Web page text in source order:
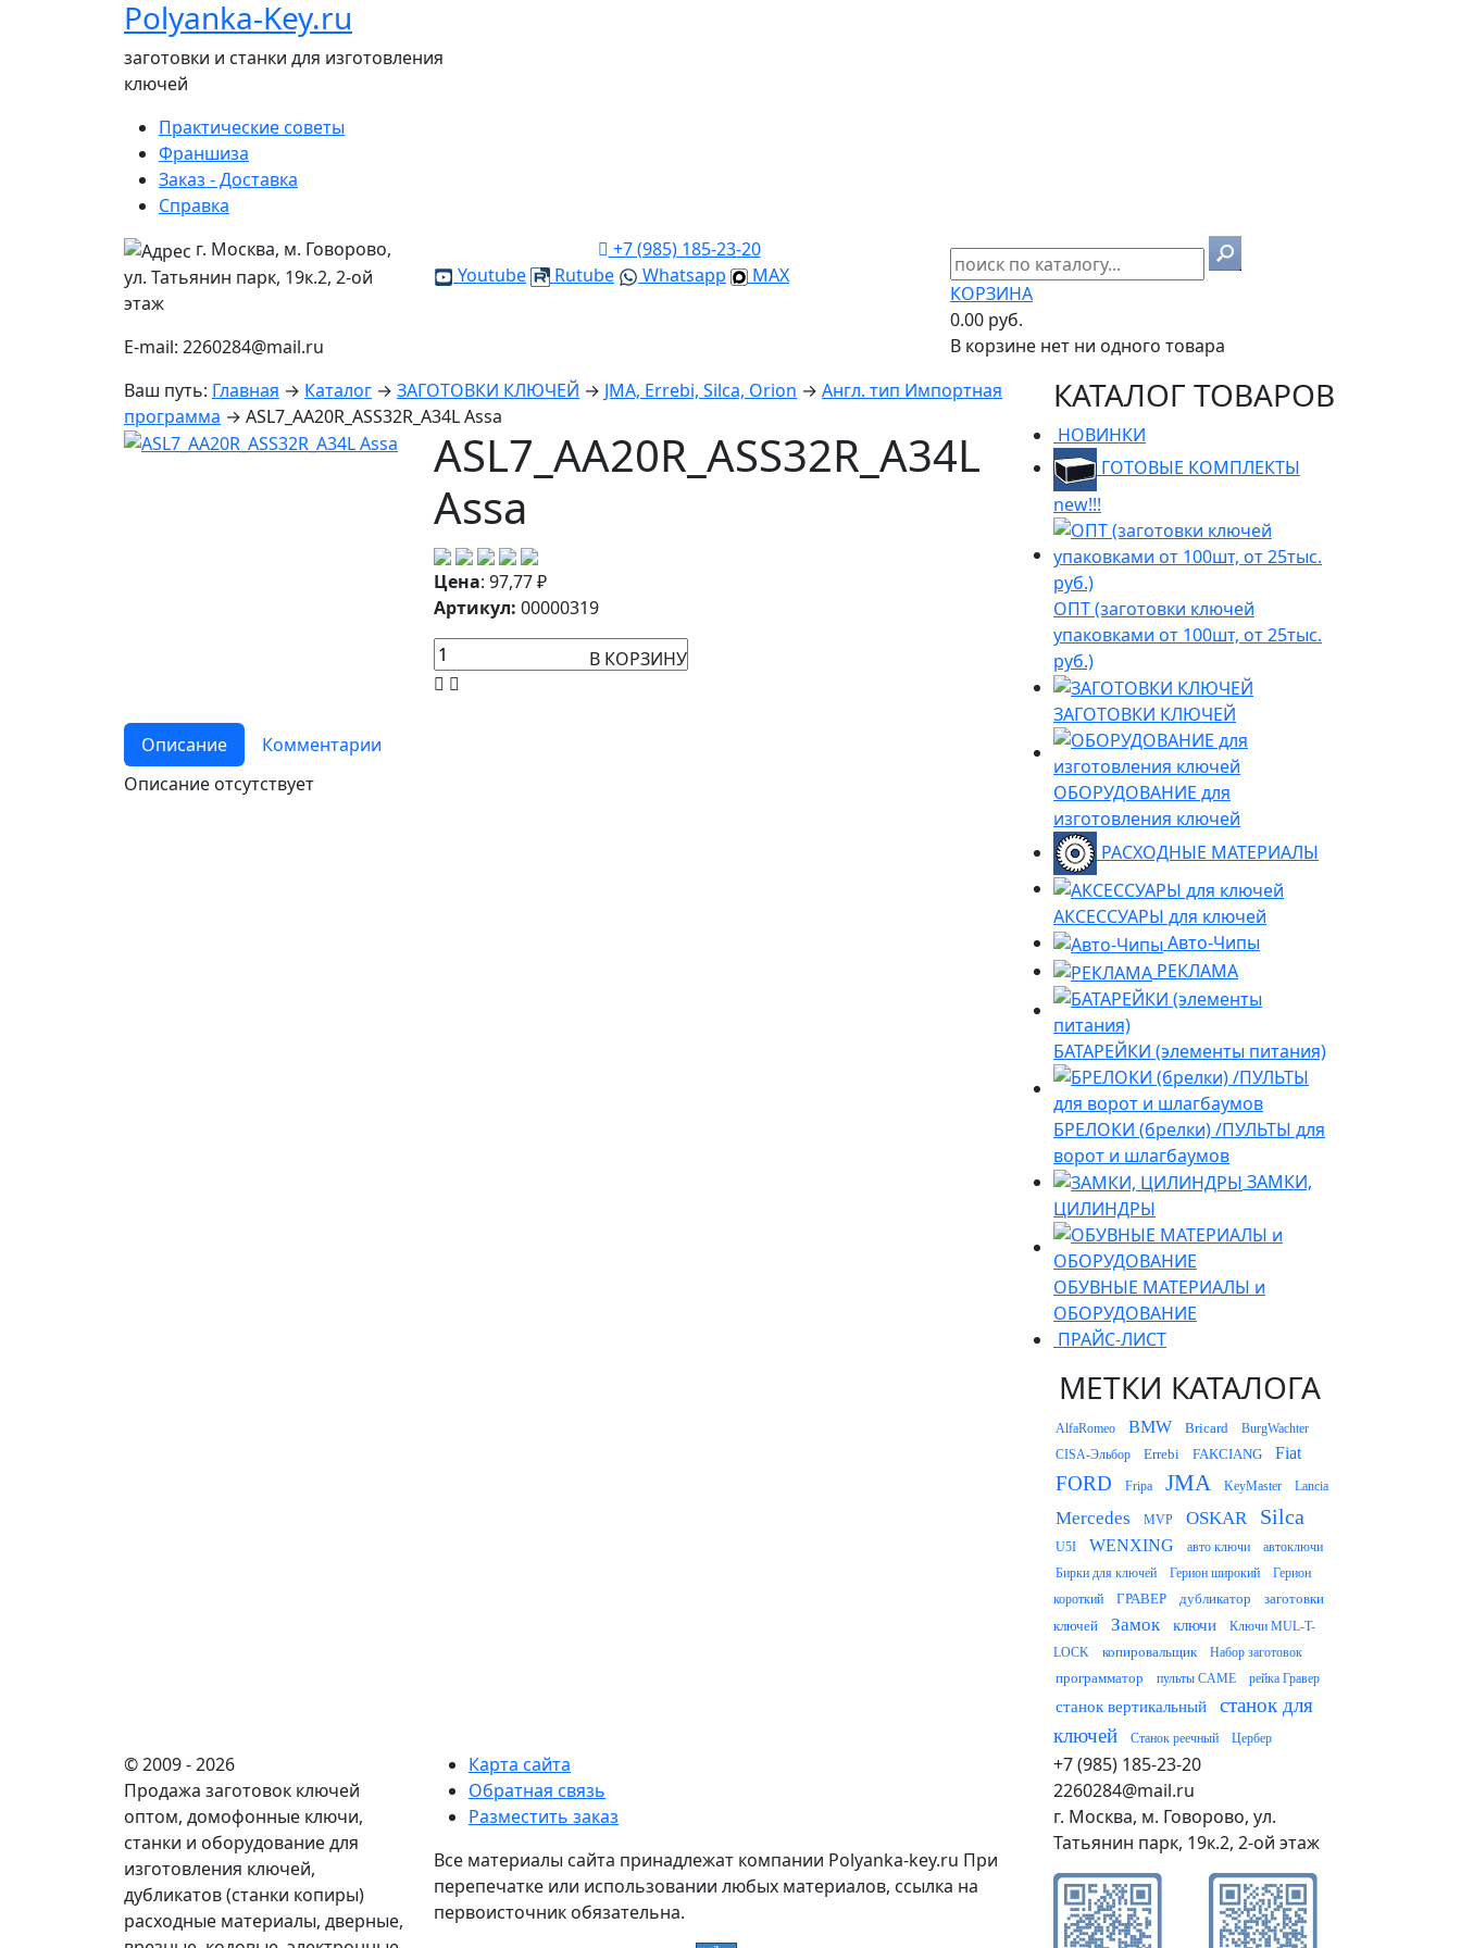
Polyanka-Key.ru
заготовки и станки для изготовления
ключей
Практические советы
Франшиза
Заказ - Доставка
Справка
г. Москва, м. Говорово,
ул. Татьянин парк, 19к.2, 2-ой
этаж
E-mail: 2260284@mail.ru
+7 (985) 185-23-20
Youtube
Rutube Whatsapp MAX
КОРЗИНА
0.00 руб.
В корзине нет ни одного товара
Ваш путь: Главная → Каталог → ЗАГОТОВКИ КЛЮЧЕЙ → JMA, Errebi, Silca, Orion → Англ. тип Импортная
программа → ASL7_AA20R_ASS32R_A34L Assa
ASL7_AA20R_ASS32R_A34L
Assa
Цена: 97,77₽
Артикул: 00000319
В КОРЗИНУ
Описание
Комментарии
Описание отсутствует
КАТАЛОГ ТОВАРОВ
НОВИНКИ
ГОТОВЫЕ КОМПЛЕКТЫ
new!!!
ОПТ (заготовки ключей
упаковками от 100шт, от 25тыс.
руб.)
ЗАГОТОВКИ КЛЮЧЕЙ
ОБОРУДОВАНИЕ для
изготовления ключей
РАСХОДНЫЕ МАТЕРИАЛЫ
АКСЕССУАРЫ для ключей
Авто-Чипы
РЕКЛАМА
БАТАРЕЙКИ (элементы питания)
БРЕЛОКИ (брелки) /ПУЛЬТЫ для
ворот и шлагбаумов
ЗАМКИ,
ЦИЛИНДРЫ
ОБУВНЫЕ МАТЕРИАЛЫ и
ОБОРУДОВАНИЕ
ПРАЙС-ЛИСТ
МЕТКИ КАТАЛОГА
AlfaRomeo BMW Bricard
BurgWachter
CISA-Эльбор
Errebi FAKCIANG Fiat
FORD Fripa JMA KeyMaster Lancia
Mercedes MVP OSKAR Silca
U5I WENXING авто ключи
автоключи
Бирки для ключей
Герион широкий
Герион
короткий
ГРАВЕР дубликатор
заготовки
ключей
Замок ключи
Ключи MUL-T-
LOCK
копировальщик Набор заготовок
программатор пульты CAME рейка Гравер
станок вертикальный
станок для
ключей
Станок реечный Цербер
© 2009 - 2026
Продажа заготовок ключей
оптом, домофонные ключи,
станки и оборудование для
изготовления ключей,
дубликатов (станки копиры)
расходные материалы, дверные,
Карта сайта
Обратная связь
Разместить заказ
Все материалы сайта принадлежат компании Polyanka-key.ru При
перепечатке или использовании любых материалов, ссылка на
первоисточник обязательна.
+7 (985) 185-23-20
2260284@mail.ru
г. Москва, м. Говорово, ул.
Татьянин парк, 19к.2, 2-ой этаж